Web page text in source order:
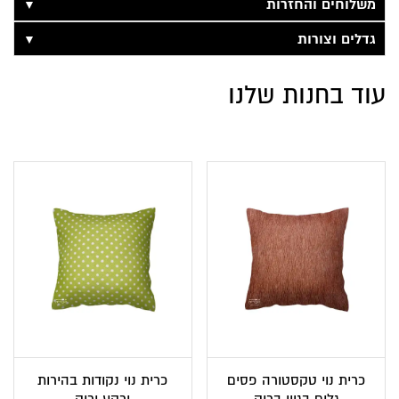
משלוחים והחזרות
▼
גדלים וצורות
▼
עוד בחנות שלנו
כרית נוי טקסטורה פסים
כרית נוי נקודות בהירות